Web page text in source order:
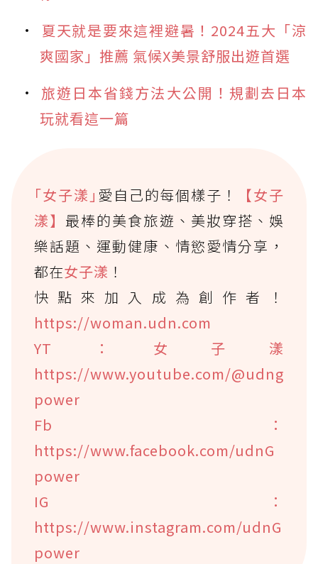
夏天就是要來這裡避暑！2024五大「涼
爽國家」推薦 氣候X美景舒服出遊首選
旅遊日本省錢方法大公開！規劃去日本
玩就看這一篇
｢女子漾｣ 愛自己的每個樣子！
【女子
漾】最棒的美食旅遊、美妝穿搭、娛
樂話題、運動健康、情慾愛情分享，
都在女子漾 ！
快點來加入成為創作者！
https://woman.udn.com
YT：女子漾
https://www.youtube.com/@udng
power
Fb：
https://www.facebook.com/udnG
power
IG：
https://www.instagram.com/udnG
power